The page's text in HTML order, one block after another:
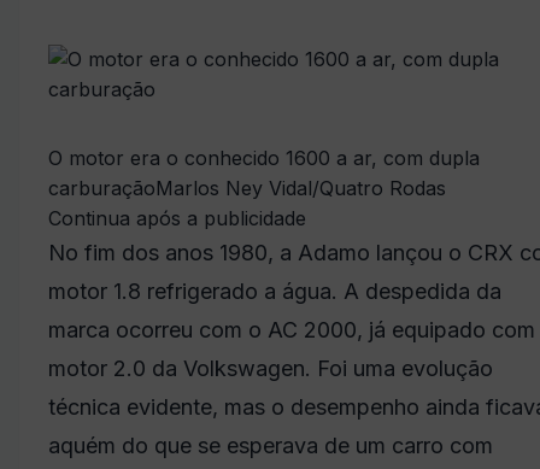
O motor era o conhecido 1600 a ar, com dupla
carburaçãoMarlos Ney Vidal/Quatro Rodas
Continua após a publicidade
No fim dos anos 1980, a Adamo lançou o CRX
motor 1.8 refrigerado a água. A despedida da
marca ocorreu com o AC 2000, já equipado com
motor 2.0 da Volkswagen. Foi uma evolução
técnica evidente, mas o desempenho ainda
aquém do que se esperava de um carro com